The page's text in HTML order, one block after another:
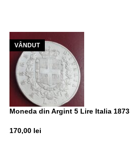
VÂNDUT
Moneda din Argint 5 Lire Italia 1873
170,00 lei